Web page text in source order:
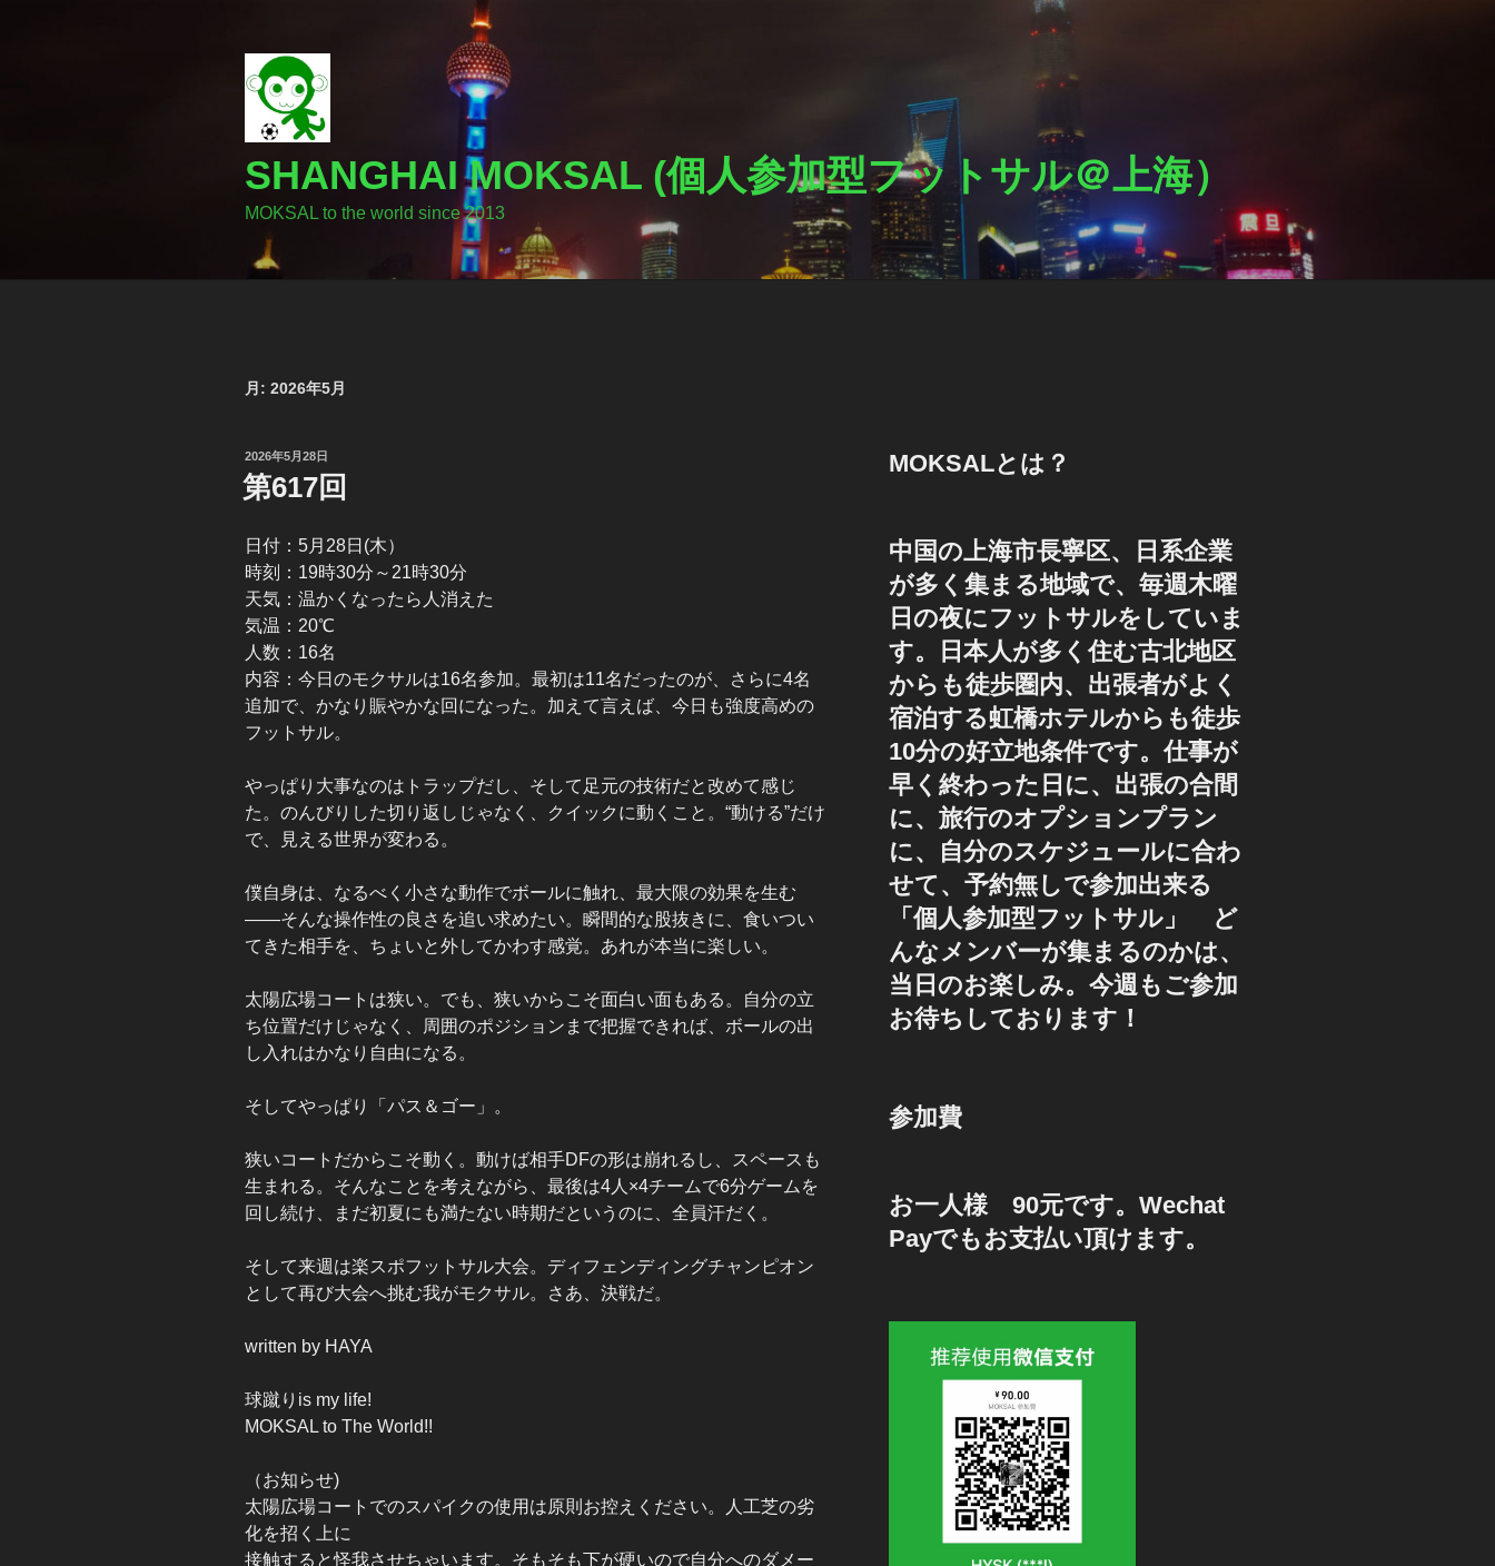
SHANGHAI MOKSAL (個人参加型フットサル＠上海）
MOKSAL to the world since 2013
月: 2026年5月
投
稿
日:
2026年5月28日
第617回
日付：5月28日(木）
時刻：19時30分～21時30分
天気：温かくなったら人消えた
気温：20℃
人数：16名
内容：今日のモクサルは16名参加。最初は11名だったのが、さらに4名
追加で、かなり賑やかな回になった。加えて言えば、今日も強度高めの
フットサル。
やっぱり大事なのはトラップだし、そして足元の技術だと改めて感じ
た。のんびりした切り返しじゃなく、クイックに動くこと。“動ける”だけ
で、見える世界が変わる。
僕自身は、なるべく小さな動作でボールに触れ、最大限の効果を生む
――そんな操作性の良さを追い求めたい。瞬間的な股抜きに、食いつい
てきた相手を、ちょいと外してかわす感覚。あれが本当に楽しい。
太陽広場コートは狭い。でも、狭いからこそ面白い面もある。自分の立
ち位置だけじゃなく、周囲のポジションまで把握できれば、ボールの出
し入れはかなり自由になる。
そしてやっぱり「パス＆ゴー」。
狭いコートだからこそ動く。動けば相手DFの形は崩れるし、スペースも
生まれる。そんなことを考えながら、最後は4人×4チームで6分ゲームを
回し続け、まだ初夏にも満たない時期だというのに、全員汗だく。
そして来週は楽スポフットサル大会。ディフェンディングチャンピオン
として再び大会へ挑む我がモクサル。さあ、決戦だ。
written by HAYA
球蹴りis my life!
MOKSAL to The World!!
（お知らせ)
太陽広場コートでのスパイクの使用は原則お控えください。人工芝の劣
化を招く上に
接触すると怪我させちゃいます。そもそも下が硬いので自分へのダメー
MOKSALとは？
中国の上海市長寧区、日系企業
が多く集まる地域で、毎週木曜
日の夜にフットサルをしていま
す。日本人が多く住む古北地区
からも徒歩圏内、出張者がよく
宿泊する虹橋ホテルからも徒歩
10分の好立地条件です。仕事が
早く終わった日に、出張の合間
に、旅行のオプションプラン
に、自分のスケジュールに合わ
せて、予約無しで参加出来る
「個人参加型フットサル」 ど
んなメンバーが集まるのかは、
当日のお楽しみ。今週もご参加
お待ちしております！
参加費
お一人様 90元です。Wechat
Payでもお支払い頂けます。